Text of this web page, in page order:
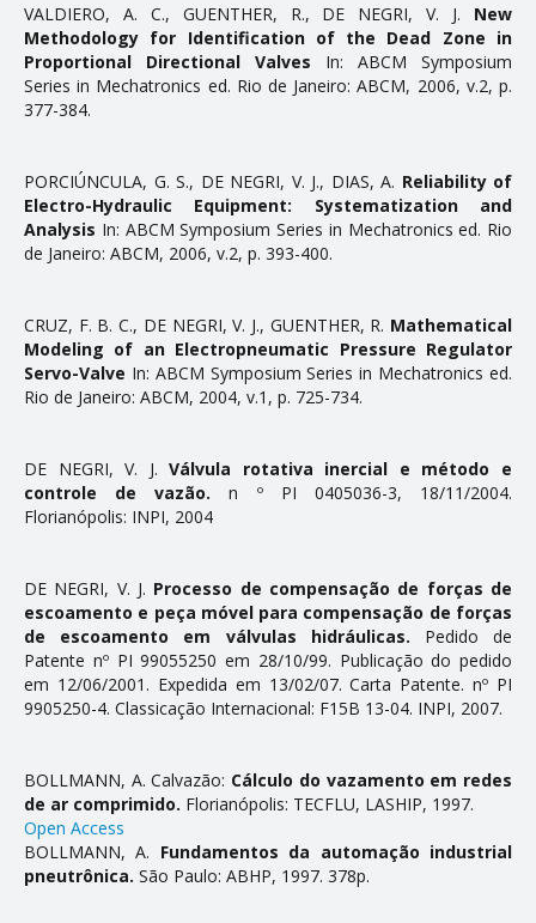
VALDIERO, A. C., GUENTHER, R., DE NEGRI, V. J. New
Methodology for Identification of the Dead Zone in
Proportional Directional Valves In: ABCM Symposium
Series in Mechatronics ed. Rio de Janeiro: ABCM, 2006, v.2, p.
377-384.
PORCIÚNCULA, G. S., DE NEGRI, V. J., DIAS, A. Reliability of
Electro-Hydraulic Equipment: Systematization and
Analysis In: ABCM Symposium Series in Mechatronics ed. Rio
de Janeiro: ABCM, 2006, v.2, p. 393-400.
CRUZ, F. B. C., DE NEGRI, V. J., GUENTHER, R. Mathematical
Modeling of an Electropneumatic Pressure Regulator
Servo-Valve In: ABCM Symposium Series in Mechatronics ed.
Rio de Janeiro: ABCM, 2004, v.1, p. 725-734.
DE NEGRI, V. J.Válvula rotativa inercial e método e
controle de vazão. n º PI 0405036-3, 18/11/2004.
Florianópolis: INPI, 2004
DE NEGRI, V. J. Processo de compensação de forças de
escoamento e peça móvel para compensação de forças
de escoamento em válvulas hidráulicas. Pedido de
Patente nº PI 99055250 em 28/10/99. Publicação do pedido
em 12/06/2001. Expedida em 13/02/07. Carta Patente. nº PI
9905250-4. Classificação Internacional: F15B 13-04. INPI, 2007.
BOLLMANN, A. Calvazão: Cálculo do vazamento em redes
de ar comprimido. Florianópolis: TECFLU, LASHIP, 1997.
Open Access
BOLLMANN, A. Fundamentos da automação industrial
pneutrônica. São Paulo: ABHP, 1997. 378p.